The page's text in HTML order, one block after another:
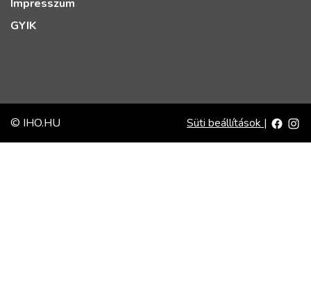
Impresszum
GYIK
© IHO.HU Süti beállítások |